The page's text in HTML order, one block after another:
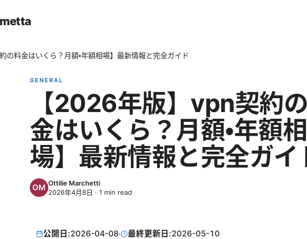
の料金はいくら？月額・年額相場】最新情報と完全ガイド
GENERAL
【2026年版】vpn契約
金はいくら？月額・年額相
場】最新情報と完全ガイ
Ottilie Marchetti
2026年4月8日 · 1 min read
公開日:2026-04-08· 最終更新日:2026-05-10